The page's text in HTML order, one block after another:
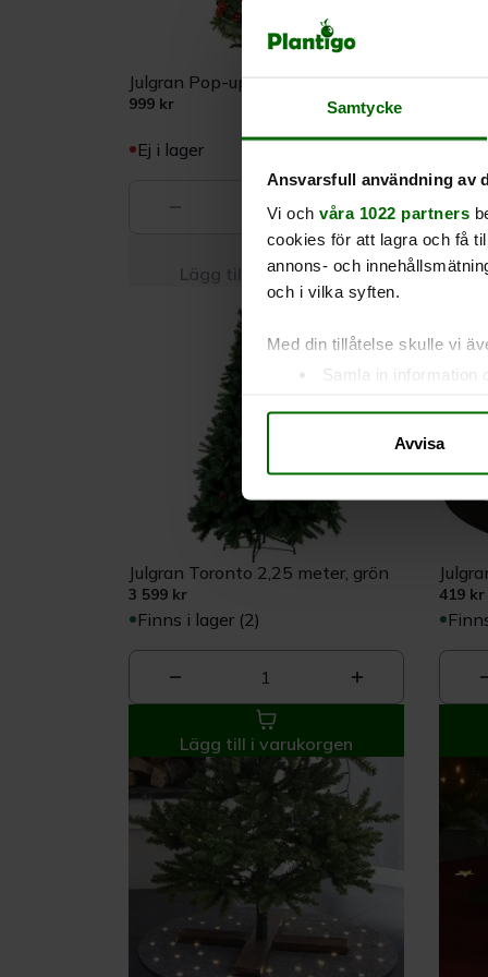
Samtycke
Ansvarsfull användning av
Vi och våra 1022 partners
cookies för att lagra och få
annons- och
och i vilka syften.
Med din tillåtelse skulle vi
Samla in information
eller dra tillbaka ditt
Vi använder
sociala medier och
till de sociala medier och
med annan information
Avvisa
Julgran Pop-up 1,85 meter, grön
999 kr
Ej i lager
0
Lägg till i varukorgen
Julgran Toronto 2,25 meter, grön
3 599 kr
Finns i lager (2)
1
Lägg till i varukorgen
419 kr